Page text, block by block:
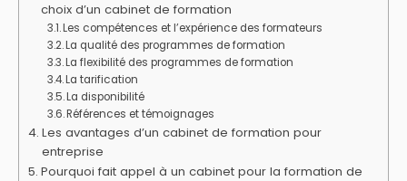
choix d’un cabinet de formation
Les compétences et l’expérience des formateurs
La qualité des programmes de formation
La flexibilité des programmes de formation
La tarification
La disponibilité
Références et témoignages
Les avantages d’un cabinet de formation pour
entreprise
Pourquoi fait appel à un cabinet pour la formation de